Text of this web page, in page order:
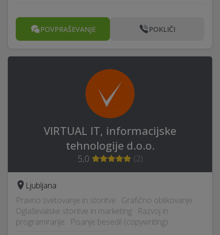
POVPRAŠEVANJE POKLIČI
VIRTUAL IT, informacijske
tehnologije d.o.o.
5,0 (2)
Ljubljana
Pravno svetovanje in storitve · Grafično oblikovanje ·
Oglaševalske storitve in marketing · Razvoj in
programiranje · Pisanje besedil (copywriting)